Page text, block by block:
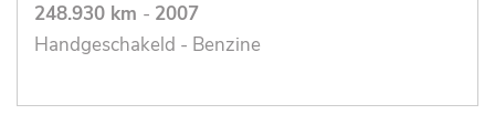
248.930 km - 2007
Handgeschakeld - Benzine